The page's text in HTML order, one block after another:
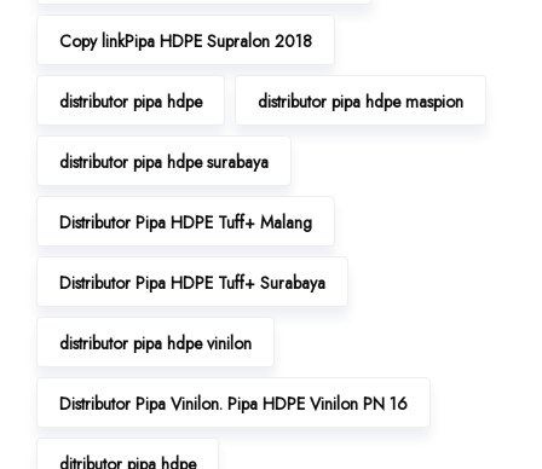
Copy linkPipa HDPE Supralon 2018
distributor pipa hdpe distributor pipa hdpe maspion
distributor pipa hdpe surabaya
Distributor Pipa HDPE Tuff+ Malang
Distributor Pipa HDPE Tuff+ Surabaya
distributor pipa hdpe vinilon
Distributor Pipa Vinilon. Pipa HDPE Vinilon PN 16